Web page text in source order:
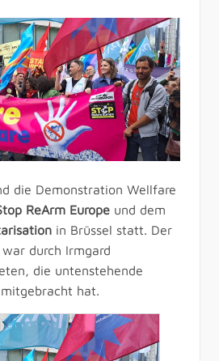
die Demonstration Wellfare
ReArm Europeund dem
in Brüssel statt. Der
durch Irmgard
die untenstehende
hat.